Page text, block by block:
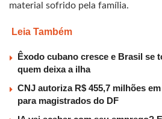
material sofrido pela família.
Leia Também
Êxodo cubano cresce e Brasil se
quem deixa a ilha
CNJ autoriza R$ 455,7 milhões
para magistrados do DF